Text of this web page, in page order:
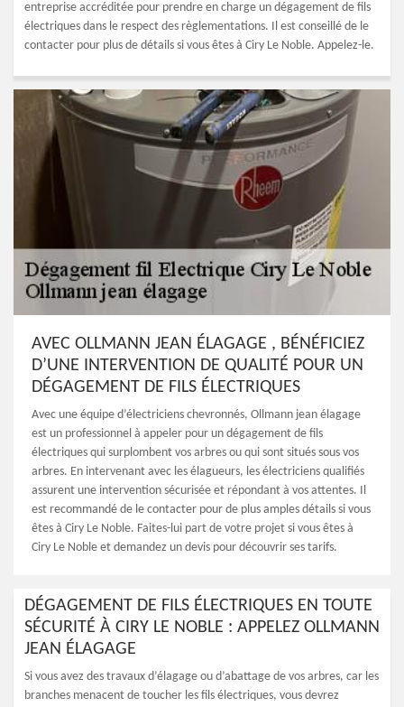
entreprise accréditée pour prendre en charge un dégagement de fils
électriques dans le respect des règlementations. Il est conseillé de le
contacter pour plus de détails si vous êtes à Ciry Le Noble. Appelez-le.
AVEC OLLMANN JEAN ÉLAGAGE , BÉNÉFICIEZ
D’UNE INTERVENTION DE QUALITÉ POUR UN
DÉGAGEMENT DE FILS ÉLECTRIQUES
Avec une équipe d’électriciens chevronnés, Ollmann jean élagage
est un professionnel à appeler pour un dégagement de fils
électriques qui surplombent vos arbres ou qui sont situés sous vos
arbres. En intervenant avec les élagueurs, les électriciens qualifiés
assurent une intervention sécurisée et répondant à vos attentes. Il
est recommandé de le contacter pour de plus amples détails si vous
êtes à Ciry Le Noble. Faites-lui part de votre projet si vous êtes à
Ciry Le Noble et demandez un devis pour découvrir ses tarifs.
DÉGAGEMENT DE FILS ÉLECTRIQUES EN TOUTE
SÉCURITÉ À CIRY LE NOBLE : APPELEZ OLLMANN
JEAN ÉLAGAGE
Si vous avez des travaux d’élagage ou d’abattage de vos arbres, car les
branches menacent de toucher les fils électriques, vous devrez